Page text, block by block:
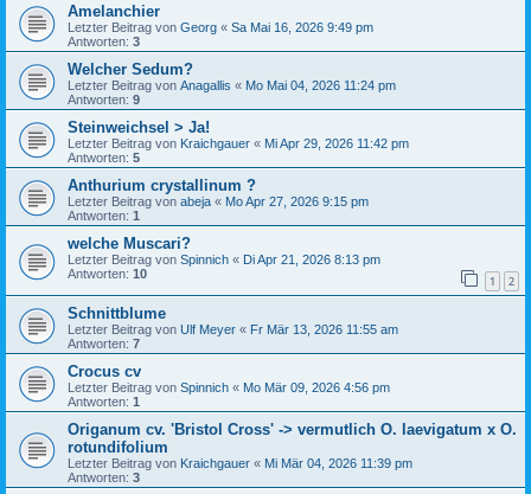
Amelanchier
Letzter Beitrag von Georg « Sa Mai 16, 2026 9:49 pm
Antworten: 3
Welcher Sedum?
Letzter Beitrag von Anagallis « Mo Mai 04, 2026 11:24 pm
Antworten: 9
Steinweichsel > Ja!
Letzter Beitrag von Kraichgauer « Mi Apr 29, 2026 11:42 pm
Antworten: 5
Anthurium crystallinum ?
Letzter Beitrag von abeja « Mo Apr 27, 2026 9:15 pm
Antworten: 1
welche Muscari?
Letzter Beitrag von Spinnich « Di Apr 21, 2026 8:13 pm
Antworten: 10 1 2
Schnittblume
Letzter Beitrag von Ulf Meyer « Fr Mär 13, 2026 11:55 am
Antworten: 7
Crocus cv
Letzter Beitrag von Spinnich « Mo Mär 09, 2026 4:56 pm
Antworten: 1
Origanum cv. 'Bristol Cross' -> vermutlich O. laevigatum x O.
rotundifolium
Letzter Beitrag von Kraichgauer « Mi Mär 04, 2026 11:39 pm
Antworten: 3